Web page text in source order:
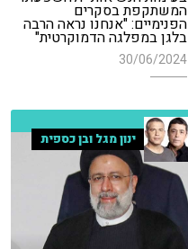
המשתקפת בסקרים
הפנימיים: "אנחנו נראה הרבה
בלגן במפלגה הדמוקרטית"
30/06/2024
ינון מגל ובן כספית